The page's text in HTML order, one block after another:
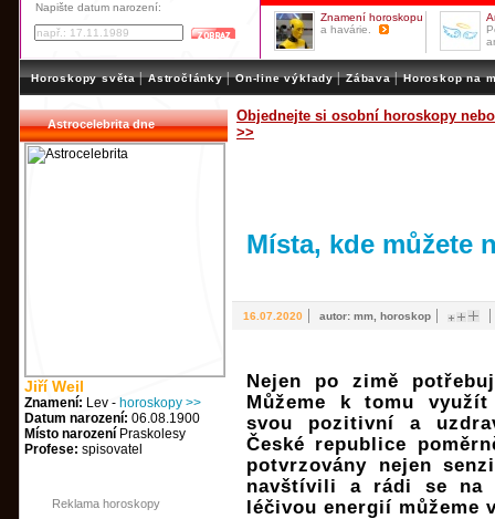
Napište datum narození:
Znamení horoskopu
a havárie.
Horoskopy světa | Astročlánky | On-line výklady | Zábava | Horoskop na
Astrocelebrita dne
Jiří Weil
Znamení: Lev - horoskopy >>
Datum narození: 06.08.1900
Místo narození Praskolesy
Profese: spisovatel
Reklama horoskopy
Objednejte si osobní horoskopy
>>
Místa, kde můžete
16.07.2020 | autor: mm, horoskop |
Nejen po zimě
Můžeme k tomu
svou pozitivní a
České republice
potvrzovány nejen
navštívili a rádi se na
léčivou energií můžeme